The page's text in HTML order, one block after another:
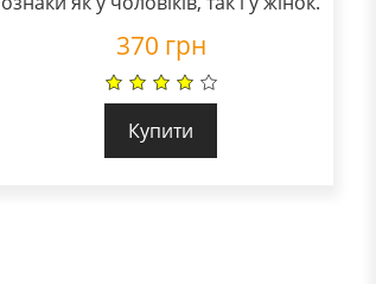
370 грн
Купити